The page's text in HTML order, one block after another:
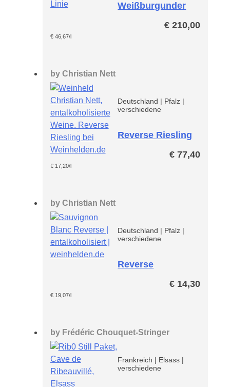
Weißburgunder
€ 210,00
€46,67/l
by Christian Nett
Deutschland | Pfalz |
verschiedene
Reverse Riesling
€ 77,40
€17,20/l
by Christian Nett
Deutschland | Pfalz |
verschiedene
Reverse
-entalkoholisiert-
€ 14,30
€19,07/l
by Frédéric Chouquet-Stringer
Frankreich | Elsass |
verschiedene